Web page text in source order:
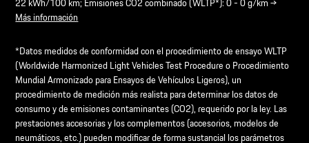
Más información
*Datos medidos de conformidad con el procedimiento de ensayo WLTP
(Worldwide Harmonized Light Vehicles Test Procedure o Procedimiento
Mundial Armonizado para Ensayos de Vehículos Ligeros), un
procedimiento de medición más realista para determinar los datos de
consumo y de emisiones contaminantes (CO2), requerido por la ley. Las
prestaciones accesorias y los complementos (accesorios, modelos de
neumáticos, etc.) pueden modificar de forma sustancial los parámetros